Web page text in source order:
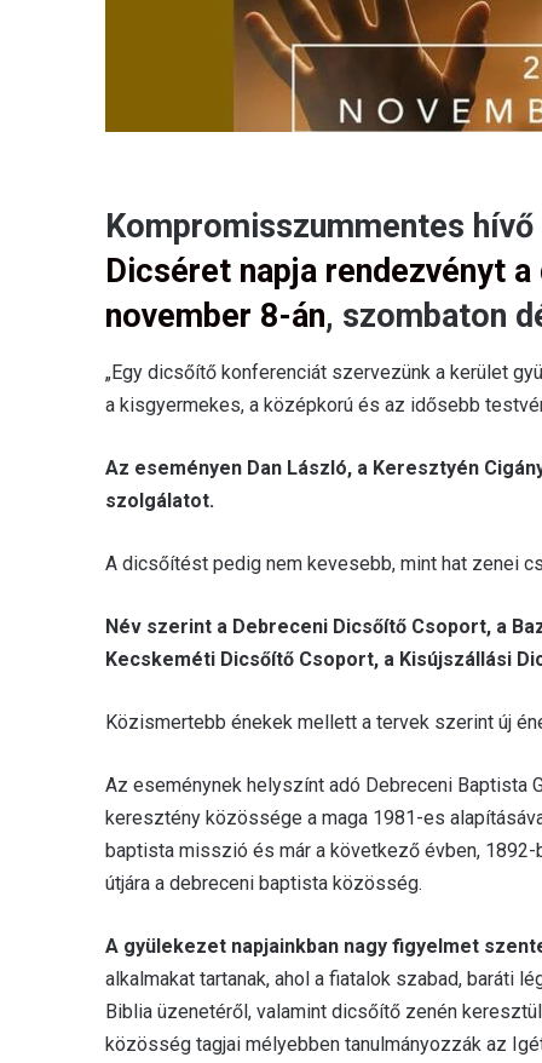
Kompromisszummentes
Dicséret napja rendezvényt
november 8-án, szombaton
„Egy dicsőítő konferenciát szervezünk a kerület
a kisgyermekes, a középkorú és az idősebb
Az eseményen Dan László, a Keresztyén
szolgálatot.
A dicsőítést pedig nem kevesebb, mint hat zenei
Név szerint a Debreceni Dicsőítő Csoport, a
Kecskeméti Dicsőítő Csoport, a Kisújszállási
Közismertebb énekek mellett a tervek szerint új
Az eseménynek helyszínt adó Debreceni Baptista
keresztény közössége a maga 1981-es
baptista misszió és már a következő évben,
útjára a debreceni baptista közösség.
A gyülekezet napjainkban nagy figyelmet
alkalmakat tartanak, ahol a fiatalok szabad, baráti
Biblia üzenetéről, valamint dicsőítő zenén
közösség tagjai mélyebben tanulmányozzák az